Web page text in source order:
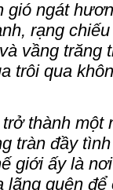
gió ngát
rạng
vầng trăng
trôi qua
thành một
tràn đầy
giới ấy là
quên để